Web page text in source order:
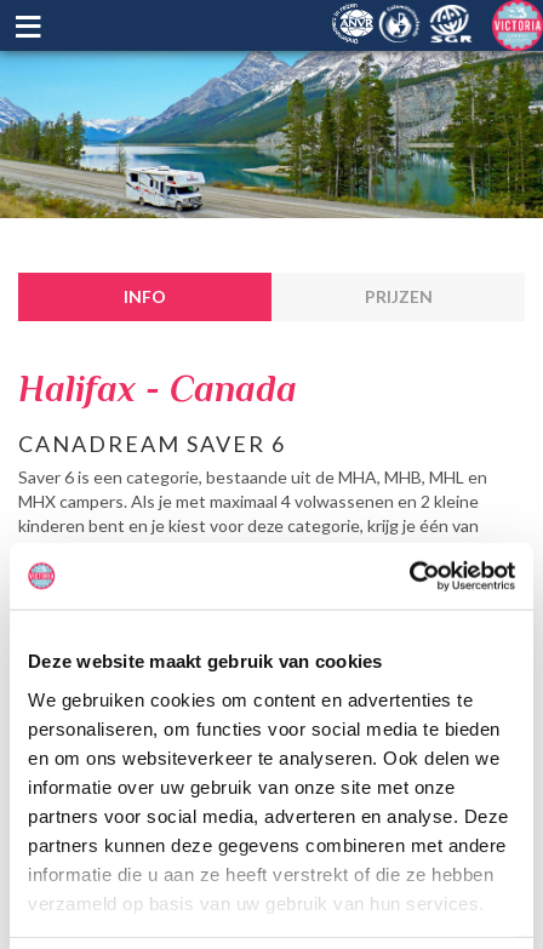
Deze website maakt gebruik van cookies
We gebruiken cookies om content en advertenties te
personaliseren, om functies voor social media te bieden
en om ons websiteverkeer te analyseren. Ook delen we
informatie over uw gebruik van onze site met onze
partners voor social media, adverteren en analyse. Deze
partners kunnen deze gegevens combineren met andere
informatie die u aan ze heeft verstrekt of die ze hebben
verzameld op basis van uw gebruik van hun services.
≡
INFO PRIJZEN
Halifax - Canada
CANADREAM SAVER 6
Saver 6 is een categorie, bestaande uit de MHA, MHB, MHL en
MHX campers. Als je met maximaal 4 volwassenen en 2 kleine
kinderen bent en je kiest voor deze categorie, krijg je één van
camperverhuurbedrijf hoor je, welke camper voor je klaarstaat. Het
Saver programma is populair, omdat je minder betaalt, dan normaal